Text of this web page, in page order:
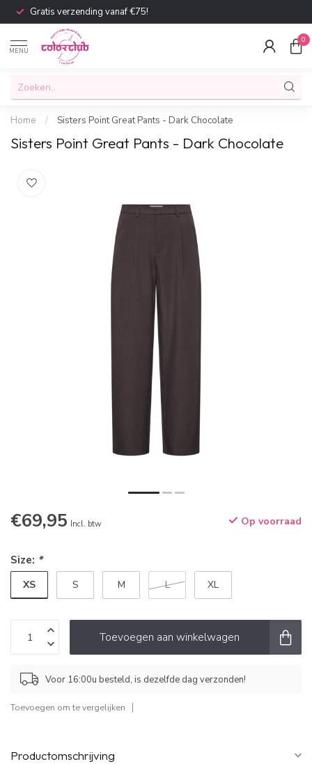
Gratis verzending vanaf €75!
MENU
0
Home / Sisters Point Great Pants - Dark Chocolate
Sisters Point Great Pants - Dark Chocolate
€69,95 Incl. btw Op voorraad
Size: *
XS S M L XL
Toevoegen aan winkelwagen
Voor 16:00u besteld, is dezelfde dag verzonden!
Toevoegen om te vergelijken
Productomschrijving